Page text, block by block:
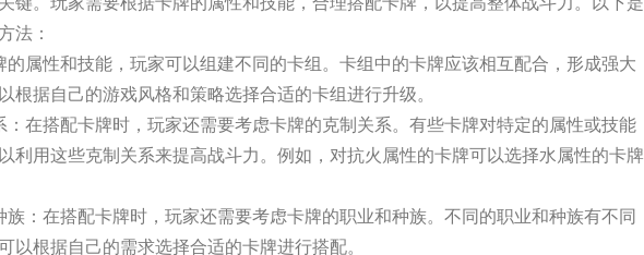
法：
的属性和技能，玩家可以组建不同的卡组。卡组中的卡牌应该相互配合，形成强大
根据自己的游戏风格和策略选择合适的卡组进行升级。
：在搭配卡牌时，玩家还需要考虑卡牌的克制关系。有些卡牌对特定的属性或技能
利用这些克制关系来提高战斗力。例如，对抗火属性的卡牌可以选择水属性的卡牌
族：在搭配卡牌时，玩家还需要考虑卡牌的职业和种族。不同的职业和种族有不同
以根据自己的需求选择合适的卡牌进行搭配。